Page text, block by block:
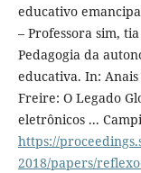
educativo
– Professora sim,
Pedagogia da
educativa. In:
Freire: O Legado
eletrônicos ...
https://
2018/papers/